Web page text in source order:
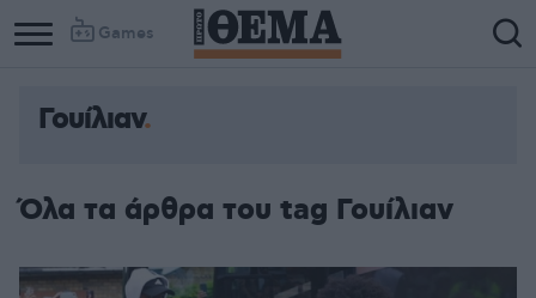
Games
Γουίλιαν
Όλα τα άρθρα του tag Γουίλιαν